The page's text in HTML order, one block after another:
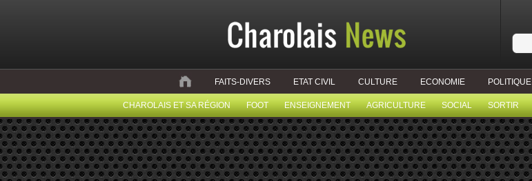
FAITS-DIVERS ETAT CIVIL CULTURE ECONOMIE POLITIQUE
CHAROLAIS ET SA RÉGION FOOT ENSEIGNEMENT AGRICULTURE SOCIAL SORTIR